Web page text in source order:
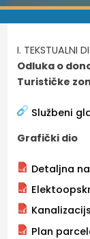
I. TEKSTUALNI
Odluka o
Turističke
Službeni
Grafički dio
Detaljna
Plan